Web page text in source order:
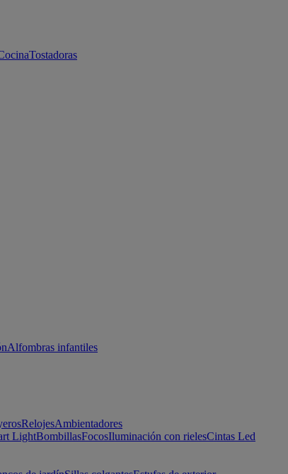
Tostadoras
Alfombras infantiles
RelojesAmbientadores
LightBombillasFocosIluminación con rielesCintas Led